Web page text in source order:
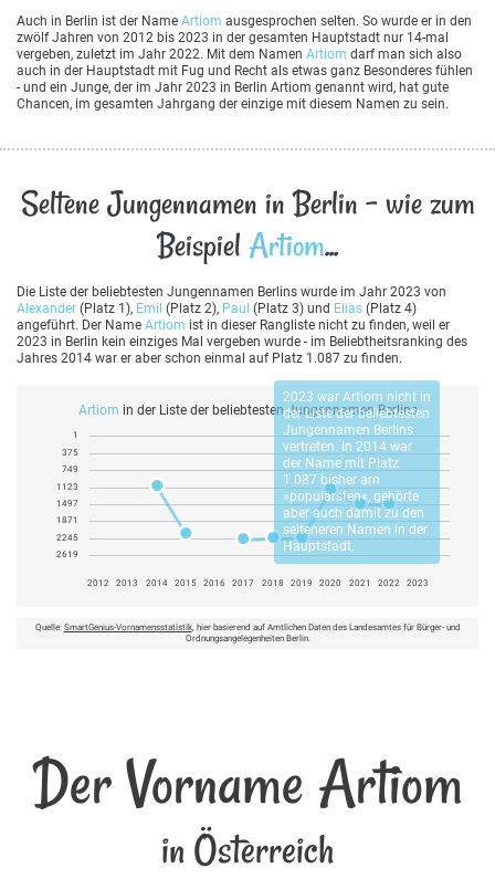
Auch in Berlin ist der Name Artiom ausgesprochen selten. So wurde er in den
zwölf Jahren von 2012 bis 2023 in der gesamten Hauptstadt nur 14-mal
vergeben, zuletzt im Jahr 2022. Mit dem Namen Artiom darf man sich also
auch in der Hauptstadt mit Fug und Recht als etwas ganz Besonderes fühlen
- und ein Junge, der im Jahr 2023 in Berlin Artiom genannt wird, hat gute
Chancen, im gesamten Jahrgang der einzige mit diesem Namen zu sein.
Seltene Jungennamen in Berlin - wie zum
Beispiel Artiom...
Die Liste der beliebtesten Jungennamen Berlins wurde im Jahr 2023 von
Alexander (Platz 1), Emil (Platz 2), Paul (Platz 3) und Elias (Platz 4)
angeführt. Der Name Artiom ist in dieser Rangliste nicht zu finden, weil er
2023 in Berlin kein einziges Mal vergeben wurde - im Beliebtheitsranking des
Jahres 2014 war er aber schon einmal auf Platz 1.087 zu finden.
Artiom in der Liste der beliebtesten Jungennamen Berlins
2023 war Artiom nicht in
der Liste der beliebtesten
Jungennamen Berlins
vertreten. In 2014 war
der Name mit Platz
1.087 bisher am
»populärsten«, gehörte
aber auch damit zu den
selteneren Namen in der
Hauptstadt.
1
375
749
1123
1497
1871
2245
2619
2012 2013 2014 2015 2016 2017 2018 2019 2020 2021 2022 2023
Quelle: SmartGenius-Vornamensstatistik, hier basierend auf Amtlichen Daten des Landesamtes für Bürger- und
Ordnungsangelegenheiten Berlin.
Der Vorname Artiom
in Österreich